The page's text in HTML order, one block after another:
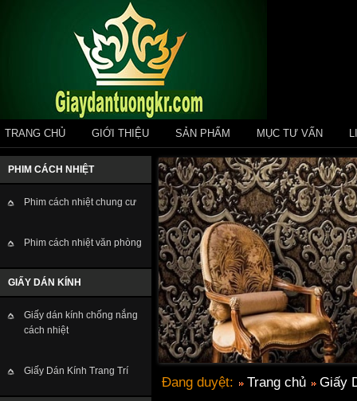
TRANG CHỦ GIỚI THIỆU SẢN PHẨM MỤC TƯ VẤN
PHIM CÁCH NHIỆT
Phim cách nhiệt chung cư
Phim cách nhiệt văn phòng
GIẤY DÁN KÍNH
Giấy dán kính chống nắng
cách nhiệt
Giấy Dán Kính Trang Trí
Đang duyệt: Trang chủ
Giấy